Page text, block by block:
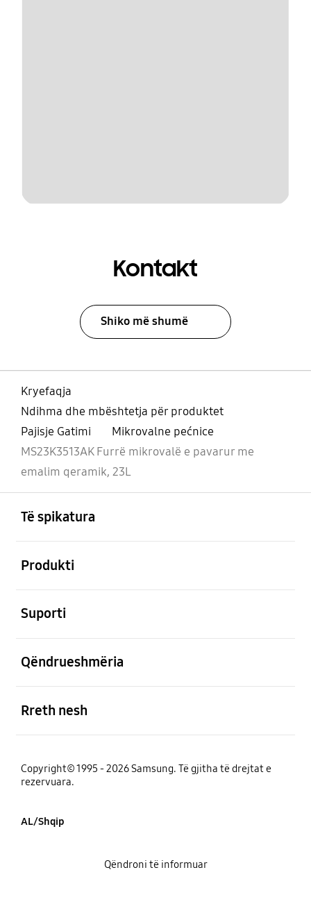
Kontakt
Shiko më shumë
Kryefaqja
Ndihma dhe mbështetja për produktet
Pajisje Gatimi
Mikrovalne pećnice
MS23K3513AK Furrë mikrovalë e pavarur me
emalim qeramik, 23L
Të spikatura
Produkti
Suporti
Qëndrueshmëria
Rreth nesh
Copyright© 1995 - 2026 Samsung. Të gjitha të drejtat e
rezervuara.
AL/Shqip
Qëndroni të informuar